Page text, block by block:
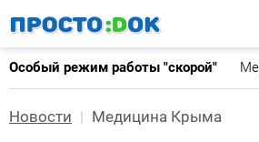
основному
содержанию
Особый режим работы "скорой"
Новости Медицина Крыма